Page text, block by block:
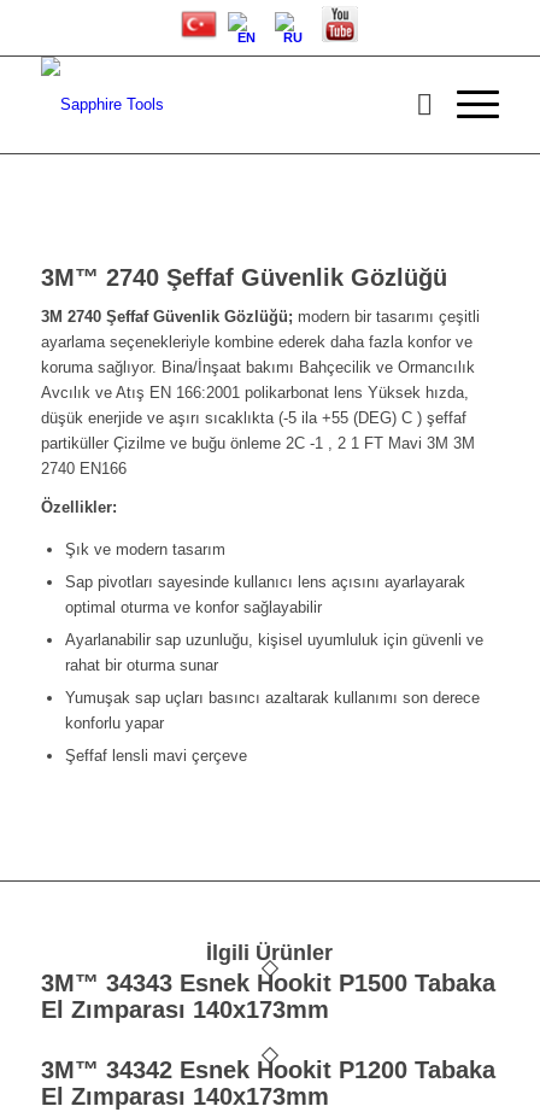
3M™ 2740 Şeffaf Güvenlik Gözlüğü
3M 2740 Şeffaf Güvenlik Gözlüğü; modern bir tasarımı çeşitli
ayarlama seçenekleriyle kombine ederek daha fazla konfor ve
koruma sağlıyor. Bina/İnşaat bakımı Bahçecilik ve Ormancılık
Avcılık ve Atış EN 166:2001 polikarbonat lens Yüksek hızda,
düşük enerjide ve aşırı sıcaklıkta (-5 ila +55 (DEG) C ) şeffaf
partiküller Çizilme ve buğu önleme 2C -1 , 2 1 FT Mavi 3M 3M
2740 EN166
Özellikler:
Şık ve modern tasarım
Sap pivotları sayesinde kullanıcı lens açısını ayarlayarak
optimal oturma ve konfor sağlayabilir
Ayarlanabilir sap uzunluğu, kişisel uyumluluk için güvenli ve
rahat bir oturma sunar
Yumuşak sap uçları basıncı azaltarak kullanımı son derece
konforlu yapar
Şeffaf lensli mavi çerçeve
İlgili Ürünler
3M™ 34343 Esnek Hookit P1500 Tabaka
El Zımparası 140x173mm
3M™ 34342 Esnek Hookit P1200 Tabaka
El Zımparası 140x173mm